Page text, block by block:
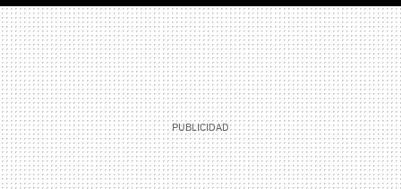
MAIL